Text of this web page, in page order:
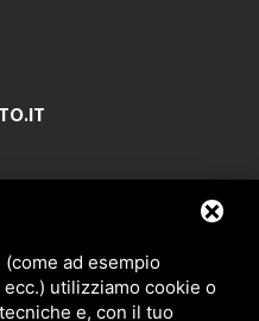
ad esempio
utilizziamo cookie o
e, con il tuo